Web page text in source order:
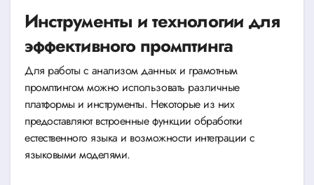
Инструменты и технологии для
эффективного промптинга
Для работы с анализом данных и грамотным
промптингом можно использовать различные
платформы и инструменты. Некоторые из них
предоставляют встроенные функции обработки
естественного языка и возможности интеграции с
языковыми моделями.